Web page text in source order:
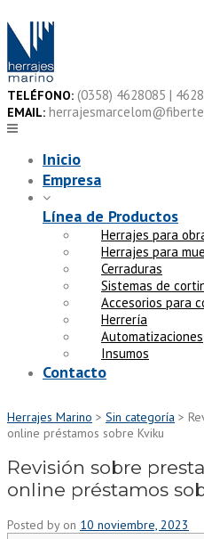
to
content
TELÉFONO: (0358) 4628085 |
EMAIL:
Inicio
Empresa
Línea de Productos
Herrajes para
Herrajes para
Cerraduras
Sistemas de
Accesorios para
Herrería
Automatizaciones
Insumos
Contacto
Herrajes Marino > Sin categoría >
online préstamos sobre Kviku
Revisión sobre
online préstamos
Posted by on 10 noviembre, 2023